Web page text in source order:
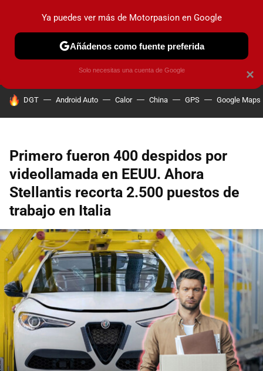
PRUEBAS COCHES ELÉCTRICOS OBSERVATORIO
HOY SE HABLA DE
DGT Android Auto Calor China GPS Google Maps
Primero fueron 400 despidos por
videollamada en EEUU. Ahora
Stellantis recorta 2.500 puestos de
trabajo en Italia
×
Ya puedes ver más de Motorpasion en Google
Añádenos como fuente preferida
Solo necesitas una cuenta de Google